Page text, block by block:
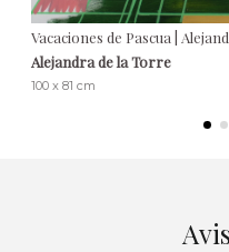
Vacaciones de Pascua |
Alejandra de la Torre
100 x 81 cm